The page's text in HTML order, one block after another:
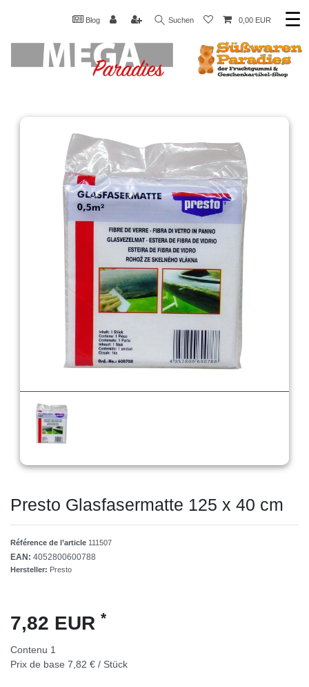
Blog Suchen 0,00 EUR ☰
Presto Glasfasermatte 125 x 40 cm
Référence de l’article 111507
EAN: 4052800600788
Hersteller: Presto
7,82 EUR *
Contenu 1
Prix de base 7,82 € / Stück